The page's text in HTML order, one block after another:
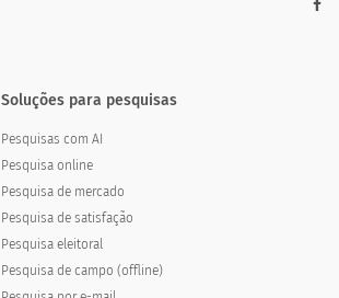
Soluções para pesquisas
Pesquisas com AI
Pesquisa online
Pesquisa de mercado
Pesquisa de satisfação
Pesquisa eleitoral
Pesquisa de campo (offline)